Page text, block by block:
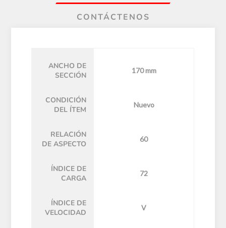
CONTÁCTENOS
ANCHO DE
SECCIÓN
170 mm
CONDICIÓN
DEL ÍTEM
Nuevo
RELACIÓN
DE ASPECTO
60
ÍNDICE DE
CARGA
72
ÍNDICE DE
VELOCIDAD
V